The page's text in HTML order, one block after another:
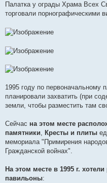
Палатка у ограды Храма Всех
торговали порнографическими
1995 году по первоначальному
планировали захватить (при
земли, чтобы разместить там
Сейчас на этом месте
памятники, Кресты и плиты
мемориала "Примирения
Гражданской войнах".
На этом месте в 1995 г.
павильоны: